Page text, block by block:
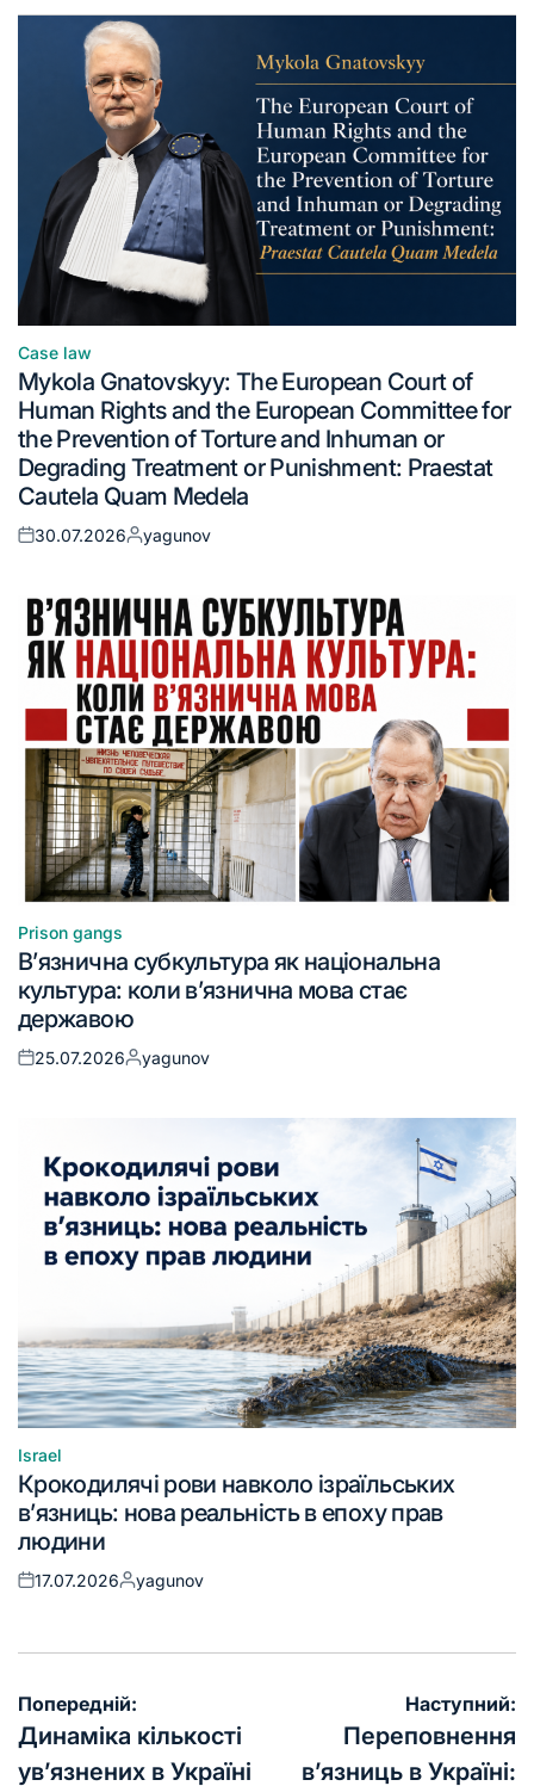
Case law
Mykola Gnatovskyy: The European Court of
Human Rights and the European Committee for
the Prevention of Torture and Inhuman or
Degrading Treatment or Punishment: Praestat
Cautela Quam Medela
30.07.2026 yagunov
Prison gangs
В’язнична субкультура як національна
культура: коли в’язнична мова стає
державою
25.07.2026 yagunov
Israel
Крокодилячі рови навколо ізраїльських
в’язниць: нова реальність в епоху прав
людини
17.07.2026 yagunov
Попередній:
Динаміка кількості
ув’язнених в Україні
Наступний:
Переповнення
в’язниць в Україні: